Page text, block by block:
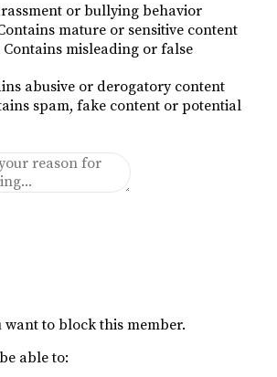
or bullying behavior
mature or sensitive content
Contains misleading or false
abusive or derogatory content
spam, fake content or potential
want to block this member.
able to: